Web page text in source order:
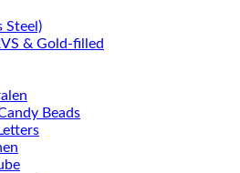
Steel)
& Gold-filled
Beads